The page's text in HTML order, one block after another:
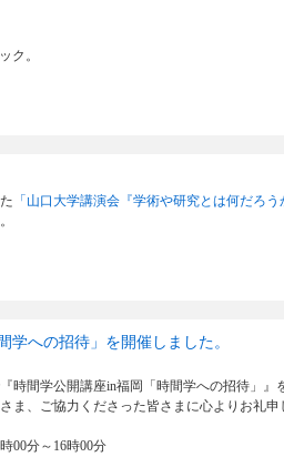
ク。
「山口大学講演会『学術や研究とは何だろう
学への招待」を開催しました。
時間学公開講座in福岡「時間学への招待」
ま、ご協力くださった皆さまに心よりお礼申
00分～16時00分